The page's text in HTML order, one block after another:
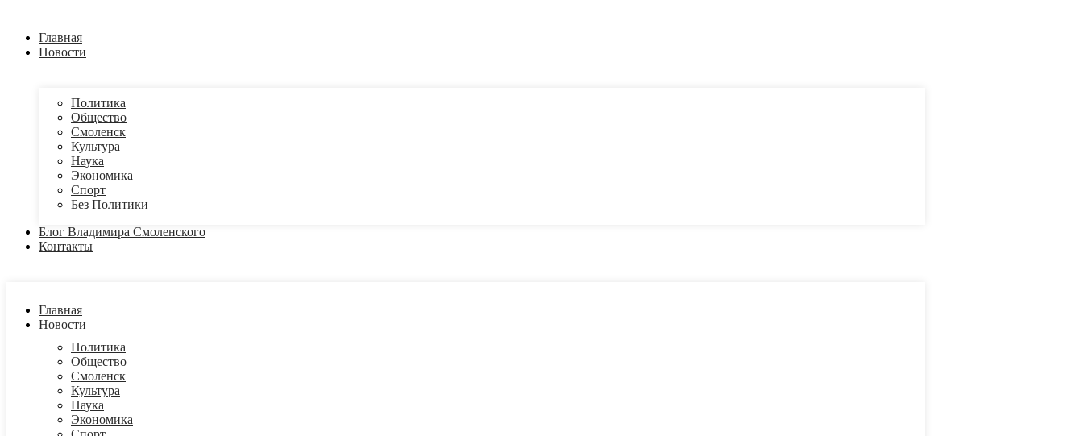
Главная
Новости
Политика
Общество
Смоленск
Культура
Наука
Экономика
Спорт
Без Политики
Блог Владимира Смоленского
Контакты
Главная
Новости
Политика
Общество
Смоленск
Культура
Наука
Экономика